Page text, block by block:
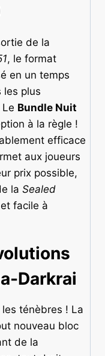
de la
, le format
en un temps
les plus
Bundle Nuit
à la règle !
efficace
aux joueurs
prix possible,
la Sealed
facile à
Darkrai
ténèbres ! La
nouveau bloc
de la